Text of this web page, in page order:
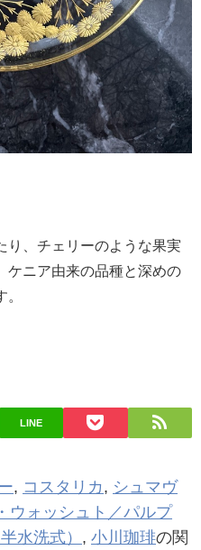
り、チェリーのような果実
ケニア由来の品種と深めの
LINE
, コスタリカ, シュマヴ
ウォッシュト／パルプ
水洗式） , 小川珈琲の関